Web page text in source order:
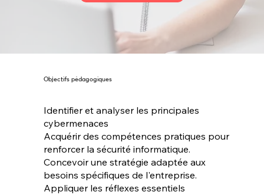
Objectifs pédagogiques
Identifier et analyser les principales
cybermenaces
Acquérir des compétences pratiques pour
renforcer la sécurité informatique.
Concevoir une stratégie adaptée aux
besoins spécifiques de l'entreprise.
Appliquer les réflexes essentiels